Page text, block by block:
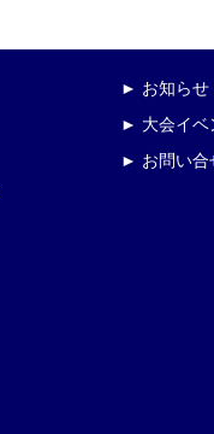
► お知らせ
► 大会イベ
► お問い合